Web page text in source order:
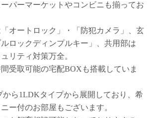
パーマーケットやコンビニも揃ってお
オートロック」・「防犯カメラ」、玄
ロックディンプルキー」、共用部は
リティ対策万全。
受取可能の宅配BOXも搭載していま
から1LDKタイプから展開しており、希
ー付のお部屋もございます。